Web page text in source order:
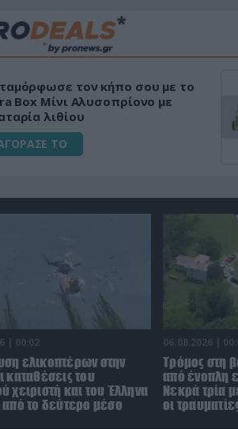
τον κήπο σου με το
Box Μίνι Αλυσοπρίονο με
λιθίου
ΤΟ
| 00:02
ελικοπτέρων στην
καταθέσεις του
χειριστή και του Έλληνα
από το δεύτερο μέσο
06.08.2026 |
Τρόμος στη
από ένοπλη
Νεκρά τρία
οι